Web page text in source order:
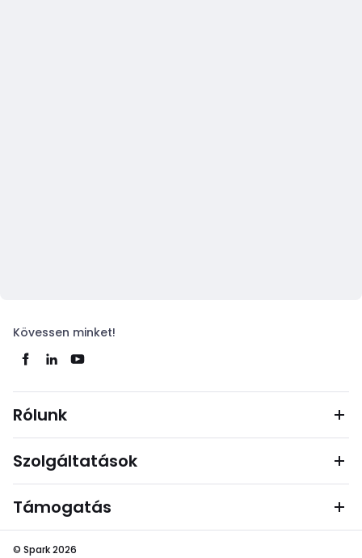
Kövessen minket!
Rólunk
Szolgáltatások
Támogatás
© Spark 2026